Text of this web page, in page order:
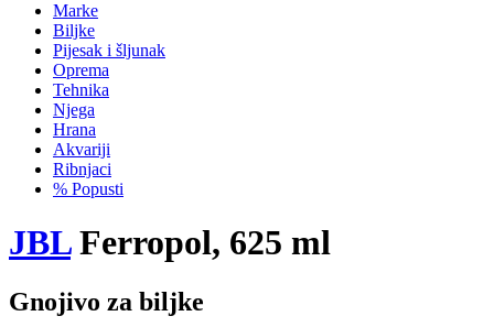
Marke
Biljke
Pijesak i šljunak
Oprema
Tehnika
Njega
Hrana
Akvariji
Ribnjaci
% Popusti
JBLFerropol, 625 ml
Gnojivo za biljke